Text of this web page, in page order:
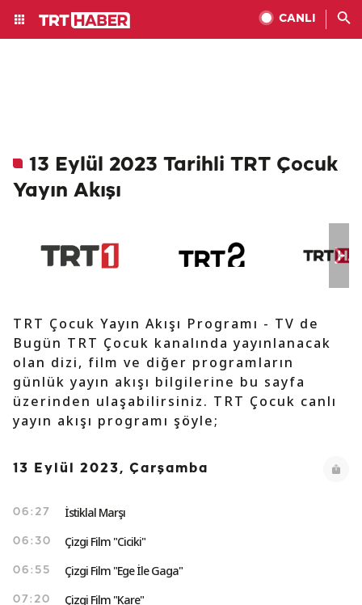
CANLI
13 Eylül 2023 Tarihli TRT Çocuk
Yayın Akışı
TRT Çocuk Yayın Akışı Programı - TV de
Bugün TRT Çocuk kanalında yayınlanacak
olan dizi, film ve diğer programların
günlük yayın akışı bilgilerine bu sayfa
üzerinden ulaşabilirsiniz. TRT Çocuk canlı
yayın akışı programı şöyle;
13 Eylül 2023, Çarşamba
06:27 İstiklal Marşı
06:30 Çizgi Film "Ciciki"
06:55 Çizgi Film "Ege İle Gaga"
07:20 Çizgi Film "Kare"